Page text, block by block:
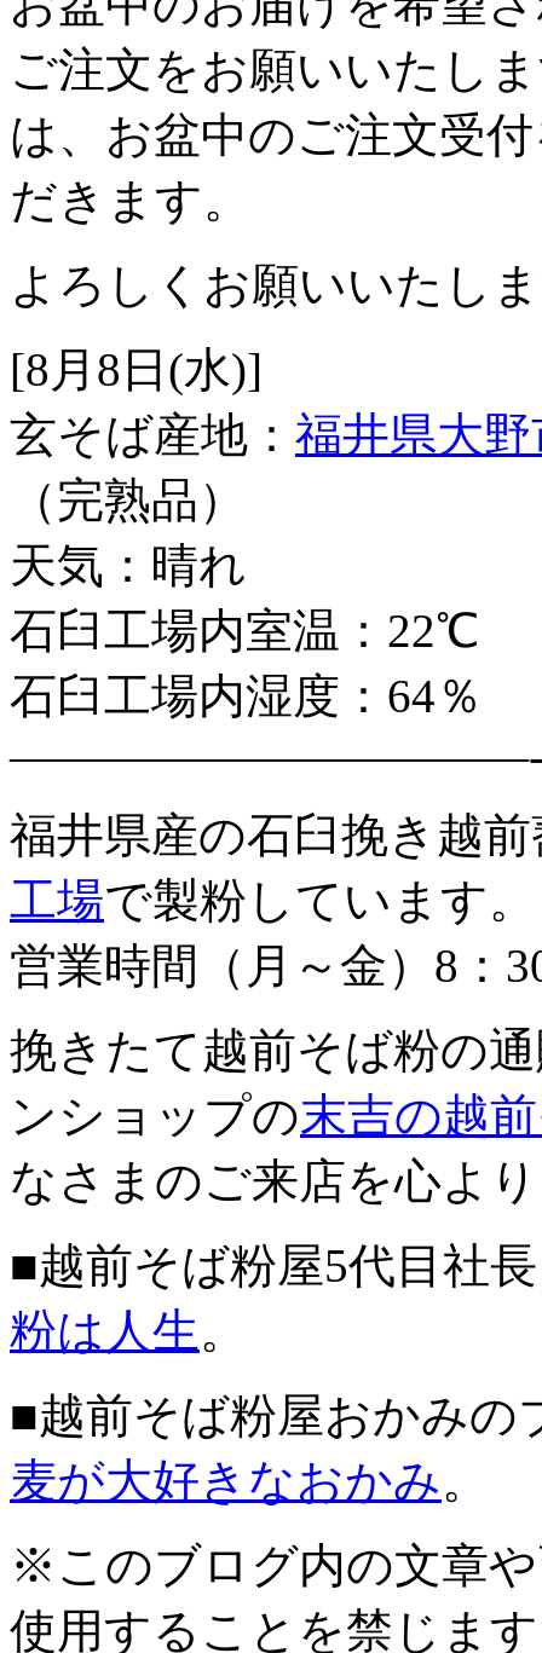
ご注文をお願いいたし
は、お盆中のご注文受
だきます。
よろしくお願いいたし
[8月8日(水)]
玄そば産地： 福井県大
（完熟品）
天気：晴れ
石臼工場内室温：22℃
石臼工場内湿度：64％
福井県産の石臼挽き越
工場で製粉しています。
営業時間（月～金）8：
挽きたて越前そば粉の
ンショップの末吉の越
なさまのご来店を心よ
■越前そば粉屋5代目社
粉は人生。
■越前そば粉屋おかみの
麦が大好きなおかみ。
※このブログ内の文章
使用することを禁じま